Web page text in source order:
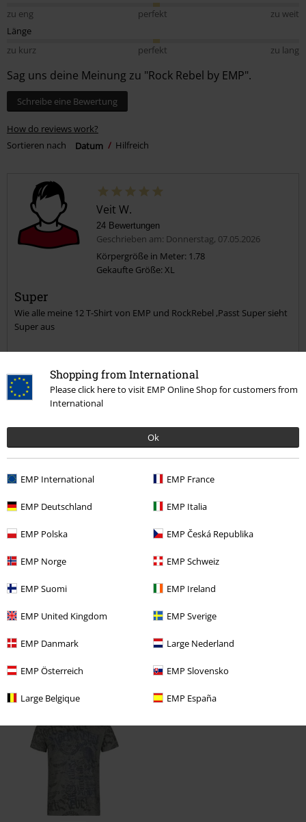
Shopping from International
Please click here to visit EMP Online Shop for customers from
International
Ok
EMP International EMP France
EMP Deutschland EMP Italia
EMP Polska EMP Česká Republika
EMP Norge EMP Schweiz
EMP Suomi EMP Ireland
EMP United Kingdom EMP Sverige
EMP Danmark Large Nederland
EMP Österreich EMP Slovensko
Large Belgique EMP España
zu eng
perfekt
zu weit
Länge
zu kurz
perfekt zu lang
Sag uns deine Meinung zu "Rock Rebel by EMP".
Schreibe eine Bewertung
How do reviews work?
Sortieren nach
Datum Hilfreich
Veit W.
24 Bewertungen
Geschrieben am: Donnerstag, 07.05.2026
Körpergröße in Meter: 1.78
Gekaufte Größe: XL
Super
Wie alle meine 12 T-Shirt von EMP und RockRebel ,Passt Super sieht
Super aus
Qualität
5
zu eng
perfekt
Länge
War diese Bewertung hilfreich für dich?
Zuletzt angesehene Artikel